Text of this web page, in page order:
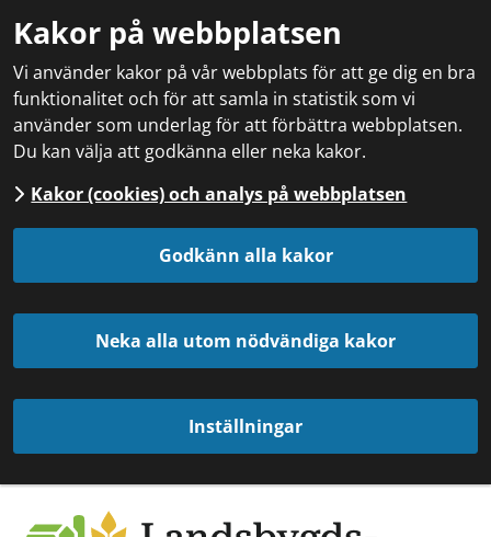
Kakor på webbplatsen
Vi använder kakor på vår webbplats för att ge dig en bra
funktionalitet och för att samla in statistik som vi
använder som underlag för att förbättra webbplatsen.
Du kan välja att godkänna eller neka kakor.
Kakor (cookies) och analys på webbplatsen
Godkänn alla kakor
Neka alla utom nödvändiga kakor
Inställningar